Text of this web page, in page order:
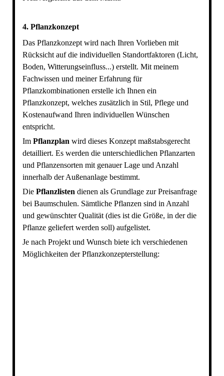
4. Pflanzkonzept
Das Pflanzkonzept wird nach Ihren Vorlieben mit
Rücksicht auf die individuellen Standortfaktoren (Licht,
Boden, Witterungseinfluss...) erstellt. Mit meinem
Fachwissen und meiner Erfahrung für
Pflanzkombinationen erstelle ich Ihnen ein
Pflanzkonzept, welches zusätzlich in Stil, Pflege und
Kostenaufwand Ihren individuellen Wünschen
entspricht.
Im Pflanzplan wird dieses Konzept maßstabsgerecht
detailliert. Es werden die unterschiedlichen Pflanzarten
und Pflanzensorten mit genauer Lage und Anzahl
innerhalb der Außenanlage bestimmt.
Die Pflanzlisten dienen als Grundlage zur Preisanfrage
bei Baumschulen. Sämtliche Pflanzen sind in Anzahl
und gewünschter Qualität (dies ist die Größe, in der die
Pflanze geliefert werden soll) aufgelistet.
Je nach Projekt und Wunsch biete ich verschiedenen
Möglichkeiten der Pflanzkonzepterstellung: